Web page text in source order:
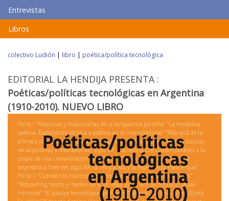
Entrevistas
Libros
colectivo Ludión | libro | poética/política tecnológica
EDITORIAL LA HENDIJA PRESENTA :
Poéticas/políticas tecnológicas en Argentina
(1910-2010). NUEVO LIBRO